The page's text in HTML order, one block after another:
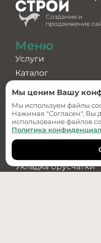
Создание и
продвижение
Меню
Услуги
Каталог
О компании
Примеры работ
Услуги
Ландшафтный
Укладка брусчатки
Мы ценим Вашу
Мы используем файлы
Нажимая "Согласен", Вы
использование файлов
Политика